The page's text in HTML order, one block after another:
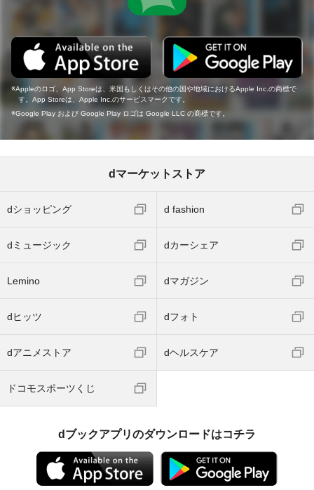
Appleのロゴ、App Storeは、米国もしくはその他の国や地域におけるApple Inc.の商標で
す。App Storeは、Apple Inc.のサービスマークです。
Google Play および Google Play ロゴは Google LLC の商標です。
dマーケットストア
dショッピング d fashion
dミュージック dカーシェア
Lemino dマガジン
dヒッツ dフォト
dアニメストア dヘルスケア
ドコモスポーツくじ
dブックアプリのダウンロードはコチラ